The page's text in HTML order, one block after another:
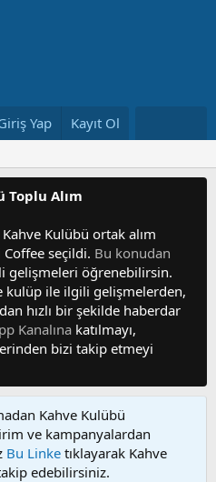
Yeni Kullanıcılar
Yap Kayıt Ol
Toplu Alım
Kulübü ortak alım
seçildi. Bu konudan
gelişmeleri öğrenebilirsin.
kulüp ile ilgili gelişmelerden,
hızlı bir şekilde haberdar
Kanalına katılmayı,
bizi takip etmeyi
Kahve Kulübü
ve kampanyalardan
Bu Linke tıklayarak Kahve
edebilirsiniz.